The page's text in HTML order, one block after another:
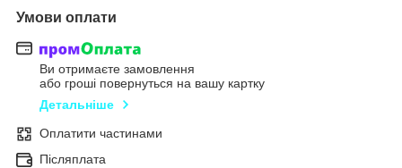
Умови оплати
Ви отримаєте замовлення
або гроші повернуться на вашу картку
Детальніше
Оплатити частинами
Післяплата